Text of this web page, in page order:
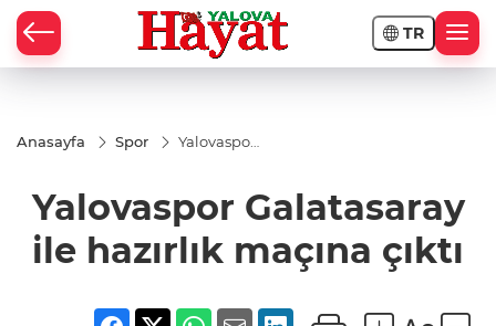
TR
Anasayfa Spor
Yalovaspor
çıktı
Yalovaspor Galatasaray
ile hazırlık maçına çıktı